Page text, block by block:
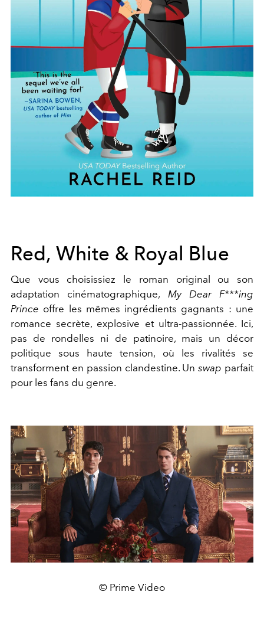
Red, White & Royal Blue
Que vous choisissiez le roman original ou son
adaptation cinématographique, My Dear F***ing
Prince offre les mêmes ingrédients gagnants : une
romance secrète, explosive et ultra-passionnée. Ici,
pas de rondelles ni de patinoire, mais un décor
politique sous haute tension, où les rivalités se
transforment en passion clandestine. Unswap parfait
pour les fans du genre.
© Prime Video